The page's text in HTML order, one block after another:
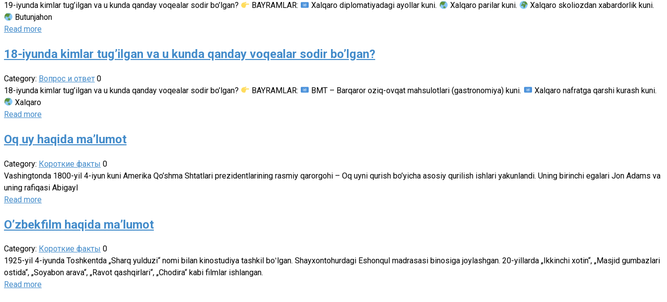
19-iyunda kimlar tug’ilgan va u kunda qanday voqealar sodir bo’lgan?
BAYRAMLAR: Xalqaro diplomatiyadagi ayollar kuni. Xalqaro parilar kuni.
Xalqaro skoliozdan xabardorlik kuni.
Butunjahon
Read more
18-iyunda kimlar tug’ilgan va u kunda qanday voqealar sodir bo’lgan?
Category: Вопрос и ответ 0
18-iyunda kimlar tug’ilgan va u kunda qanday voqealar sodir bo’lgan?
BAYRAMLAR: BMT – Barqaror oziq-ovqat mahsulotlari (gastronomiya) kuni.
Xalqaro nafratga qarshi kurash kuni.
Xalqaro
Read more
Oq uy haqida ma’lumot
Category: Короткие факты 0
Vashingtonda 1800-yil 4-iyun kuni Amerika Qo’shma Shtatlari prezidentlarining rasmiy qarorgohi – Oq uyni qurish bo’yicha asosiy qurilish ishlari yakunlandi. Uning birinchi egalari Jon Adams va
uning rafiqasi Abigayl
Read more
O’zbekfilm haqida ma’lumot
Category: Короткие факты 0
1925-yil 4-iyunda Toshkentda „Sharq yulduzi“ nomi bilan kinostudiya tashkil boʻlgan. Shayxontohurdagi Eshonqul madrasasi binosiga joylashgan. 20-yillarda „Ikkinchi xotin“, „Masjid gumbazlari
ostida“, „Soyabon arava“, „Ravot qashqirlari“, „Chodira“ kabi filmlar ishlangan.
Read more